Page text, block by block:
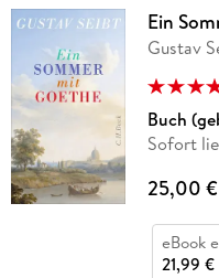
Ein
Gustav
Buch
Sofort
25,00 €
eBook
21,99 €